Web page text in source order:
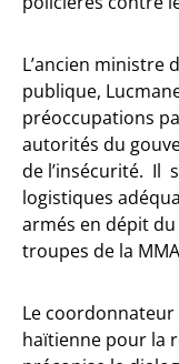
L’ancien ministre
publique,
préoccupations
autorités du
de l’insécurité. Il
logistiques
armés en dépit
troupes de la
Le
haïtienne pour la